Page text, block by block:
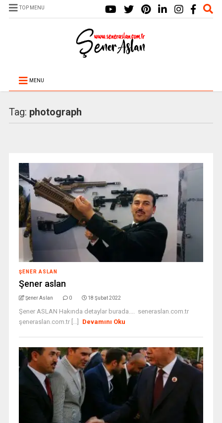
TOP MENU
MENU
Tag: photograph
ŞENER ASLAN
Şener aslan
Şener Aslan 0 18 Şubat 2022
Şener ASLAN Hakında detaylar burada.... seneraslan.com.tr
şeneraslan.com.tr [...]
Devamını Oku